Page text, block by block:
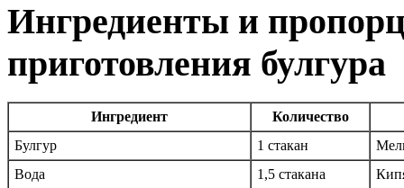
Ингредиенты и
приготовления булгура
Ингредиент
Количество
Булгур
1 стакан
Вода
1,5 стакана